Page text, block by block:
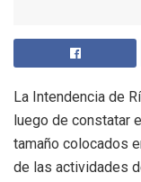
La Intendencia de
luego de constatar
tamaño colocados
de las actividades